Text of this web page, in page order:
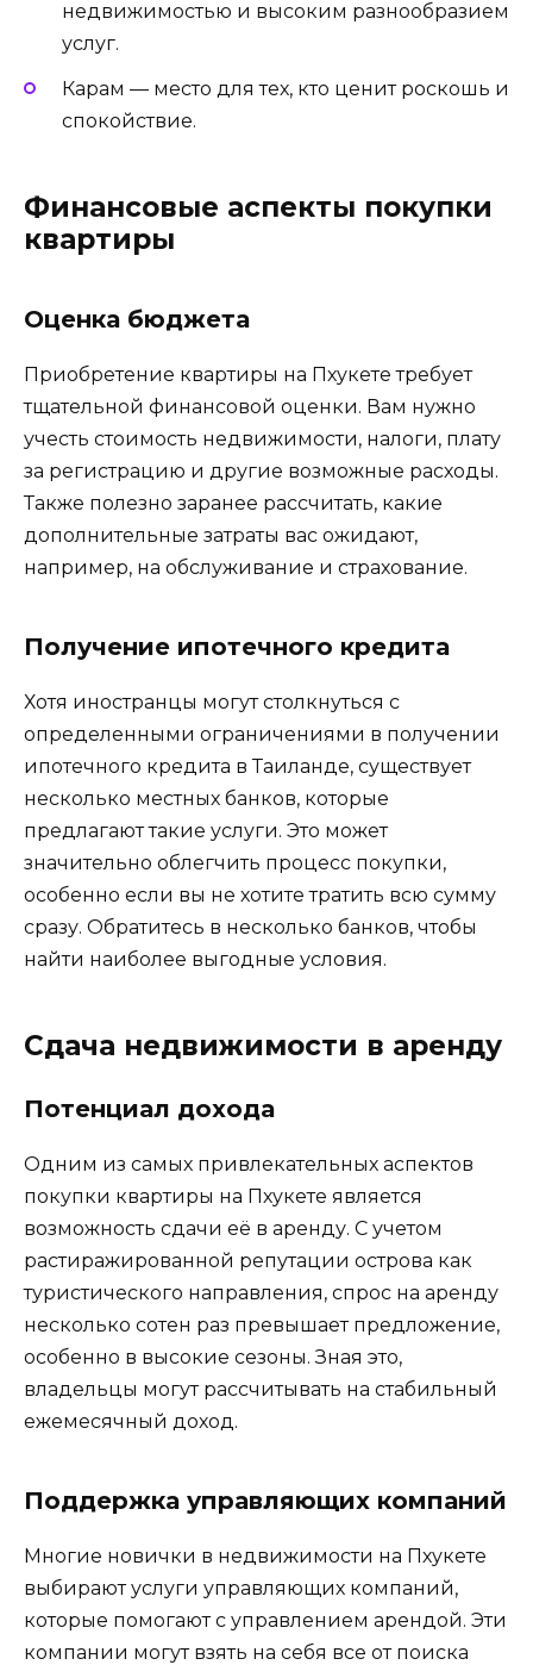
недвижимостью и высоким разнообразием
услуг.
Карам — место для тех, кто ценит роскошь и
спокойствие.
Финансовые аспекты покупки
квартиры
Оценка бюджета
Приобретение квартиры на Пхукете требует
тщательной финансовой оценки. Вам нужно
учесть стоимость недвижимости, налоги, плату
за регистрацию и другие возможные расходы.
Также полезно заранее рассчитать, какие
дополнительные затраты вас ожидают,
например, на обслуживание и страхование.
Получение ипотечного кредита
Хотя иностранцы могут столкнуться с
определенными ограничениями в получении
ипотечного кредита в Таиланде, существует
несколько местных банков, которые
предлагают такие услуги. Это может
значительно облегчить процесс покупки,
особенно если вы не хотите тратить всю сумму
сразу. Обратитесь в несколько банков, чтобы
найти наиболее выгодные условия.
Сдача недвижимости в аренду
Потенциал дохода
Одним из самых привлекательных аспектов
покупки квартиры на Пхукете является
возможность сдачи её в аренду. С учетом
растиражированной репутации острова как
туристического направления, спрос на аренду
несколько сотен раз превышает предложение,
особенно в высокие сезоны. Зная это,
владельцы могут рассчитывать на стабильный
ежемесячный доход.
Поддержка управляющих компаний
Многие новички в недвижимости на Пхукете
выбирают услуги управляющих компаний,
которые помогают с управлением арендой. Эти
компании могут взять на себя все от поиска